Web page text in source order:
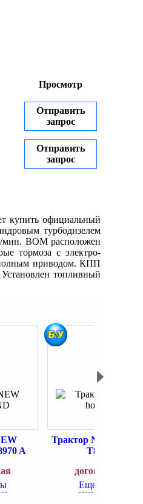
Просмотр
Отправить
запрос
Отправить
запрос
купить официальный
турбодизелем
мин. ВОМ расположен
тормоза с электро-
полным приводом. КПП
топливный
A
Трактор NEW holland
Т8040
договорная
Еще цены